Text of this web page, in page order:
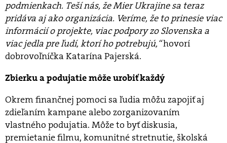
podmienkach. Teší nás, že Mier Ukrajine sa teraz
pridáva aj ako organizácia. Veríme, že to prinesie viac
informácií o projekte, viac podpory zo Slovenska a
viac jedla pre ľudí, ktorí ho potrebujú,“hovorí
dobrovoľníčka Katarína Pajerská.
Zbierku a podujatie môže urobiť každý
Okrem finančnej pomoci sa ľudia môžu zapojiť aj
zdieľaním kampane alebo zorganizovaním
vlastného podujatia. Môže to byť diskusia,
premietanie filmu, komunitné stretnutie, školská